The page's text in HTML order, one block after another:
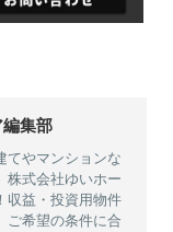
集部
てやマンションな
株式会社ゆいホー
収益・投資用物件
ご希望の条件に合